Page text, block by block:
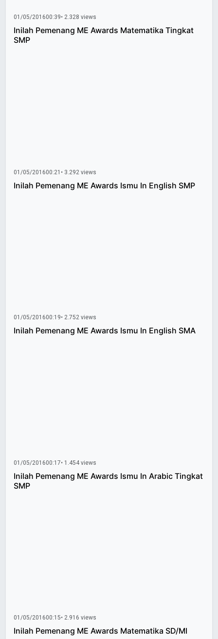
01/05/201600:39• 2.328 views
Inilah Pemenang ME Awards Matematika Tingkat
SMP
01/05/201600:21 • 3.292 views
Inilah Pemenang ME Awards Ismu In English SMP
01/05/201600:19• 2.752 views
Inilah Pemenang ME Awards Ismu In English SMA
01/05/201600:17• 1.454 views
Inilah Pemenang ME Awards Ismu In Arabic Tingkat
SMP
01/05/201600:15• 2.916 views
Inilah Pemenang ME Awards Matematika SD/MI